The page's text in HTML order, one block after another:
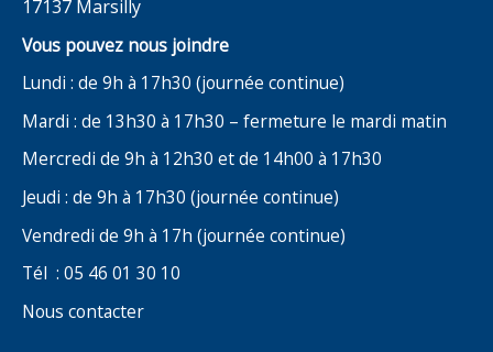
17137 Marsilly
Vous pouvez nous joindre
Lundi : de 9h à 17h30 (journée continue)
Mardi : de 13h30 à 17h30 – fermeture le mardi matin
Mercredi de 9h à 12h30 et de 14h00 à 17h30
Jeudi : de 9h à 17h30 (journée continue)
Vendredi de 9h à 17h (journée continue)
Tél : 05 46 01 30 10
Nous contacter